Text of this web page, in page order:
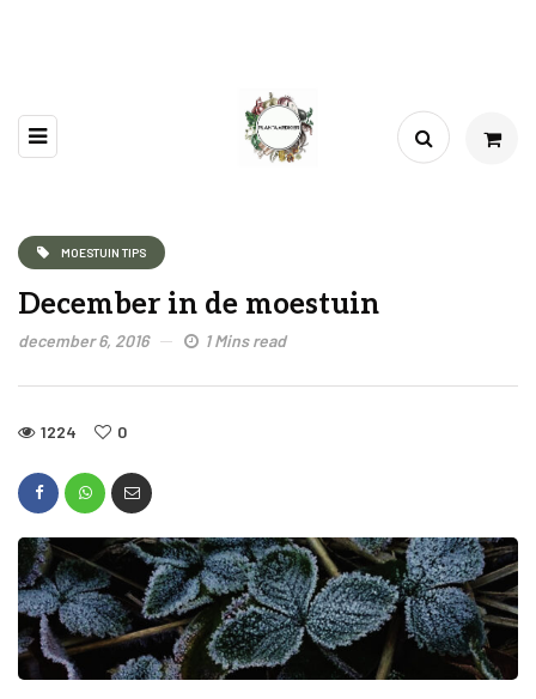
MOESTUIN TIPS
December in de moestuin
december 6, 2016 1 Mins read
1224 0